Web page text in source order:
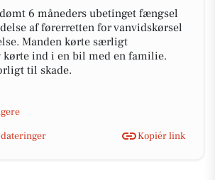
6 måneders ubetinget fængsel
af førerretten for vanvidskørsel
Manden kørte særligt
kørte ind i en bil med en familie.
til skade.
Kopiér link